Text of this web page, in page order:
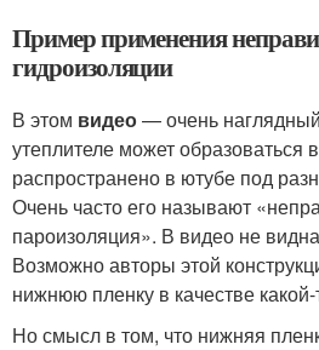
Пример применения
гидроизоляции
В этом видео— очень
утеплителе может образоваться
распространено в ютубе под
Очень часто его называют
пароизоляция». В видео не
Возможно авторы этой
нижнюю пленку в качестве
Но смысл в том, что нижняя